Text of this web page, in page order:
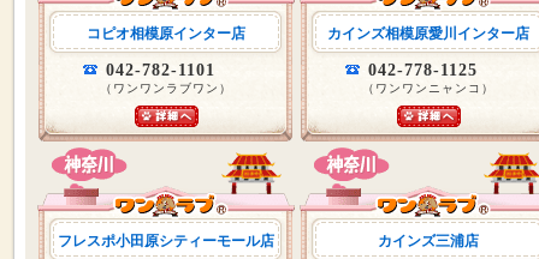
コピオ相模原インター店
042-782-1101
（ワンワンラブワン）
カインズ相模原愛川インター店
042-778-1125
（ワンワンニャンコ）
フレスポ小田原シティーモール店 カインズ三浦店